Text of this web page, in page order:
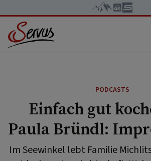
PODCASTS
Einfach gut
Paula Bründl:
Im Seewinkel lebt Familie